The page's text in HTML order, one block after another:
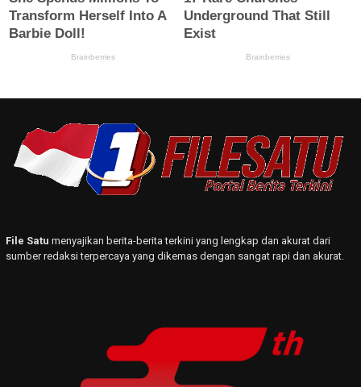
File Satu menyajikan berita-berita terkini yang lengkap dan akurat dari
sumber redaksi terpercaya yang dikemas dengan sangat rapi dan akurat.